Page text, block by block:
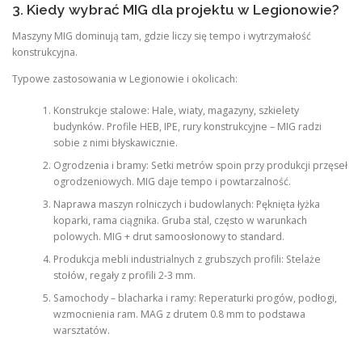
3. Kiedy wybrać MIG dla projektu w Legionowie?
Maszyny MIG dominują tam, gdzie liczy się tempo i wytrzymałość
konstrukcyjna.
Typowe zastosowania w Legionowie i okolicach:
Konstrukcje stalowe: Hale, wiaty, magazyny, szkielety
budynków. Profile HEB, IPE, rury konstrukcyjne – MIG radzi
sobie z nimi błyskawicznie.
Ogrodzenia i bramy: Setki metrów spoin przy produkcji przęseł
ogrodzeniowych. MIG daje tempo i powtarzalność.
Naprawa maszyn rolniczych i budowlanych: Pęknięta łyżka
koparki, rama ciągnika. Gruba stal, często w warunkach
polowych. MIG + drut samoosłonowy to standard.
Produkcja mebli industrialnych z grubszych profili: Stelaże
stołów, regały z profili 2-3 mm.
Samochody – blacharka i ramy: Reperaturki progów, podłogi,
wzmocnienia ram. MAG z drutem 0.8 mm to podstawa
warsztatów.